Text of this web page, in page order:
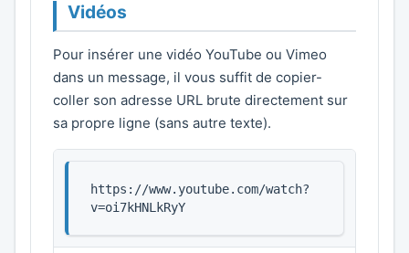
Vidéos
Pour insérer une vidéo YouTube ou Vimeo
dans un message, il vous suffit de copier-
coller son adresse URL brute directement sur
sa propre ligne (sans autre texte).
https://www.youtube.com/watch?
v=oi7kHNLkRyY